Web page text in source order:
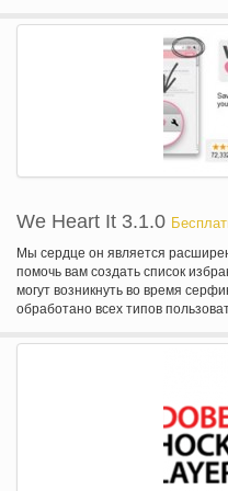
прокси, так что вы избавлены от
которые обычно не работают.
устанавливает проверенных
платформенным и он работает
We Heart It 3.1.0
Мы сердце он является
помочь вам создать список
могут возникнуть во время
обработано всех типов
из любого места. При
это, просто сохранив их на свой